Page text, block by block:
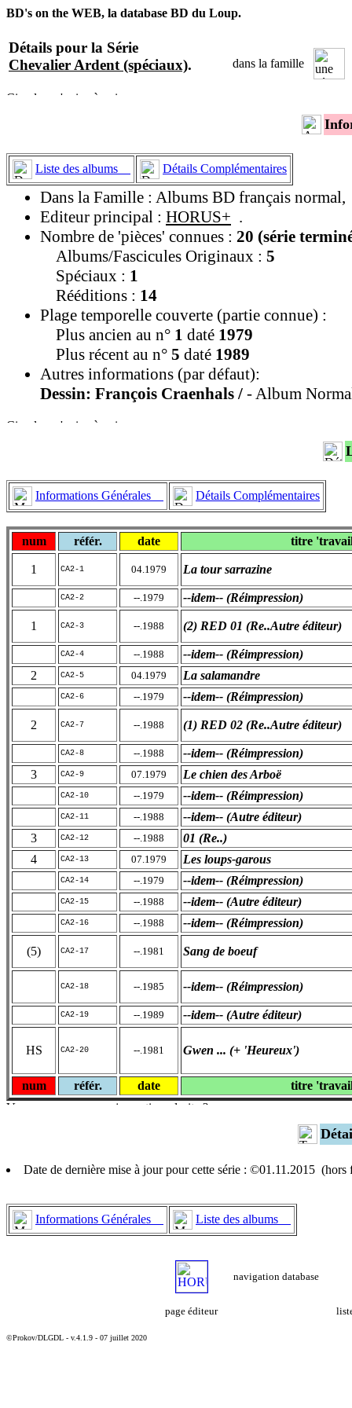
BD's on the WEB, la database BD du Loup.
Détails pour la Série
Chevalier Ardent (spéciaux). dans la famille
Liste des albums Détails Complémentaires
Dans la Famille : Albums BD français normal,
Editeur principal : HORUS+ .
Nombre de 'pièces' connues : 20 (série
Albums/Fascicules Originaux : 5
Spéciaux : 1
Rééditions : 14
Plage temporelle couverte (partie connue) :
Plus ancien au n° 1 daté 1979
Plus récent au n° 5 daté 1989
Autres informations (par défaut):
Dessin: François Craenhals / - Album
Informations Générales Détails Complémentaires
num référ. date titre
1 CA2-1 04.1979 La tour sarrazine
CA2-2 --.1979 --idem-- (Réimpression)
1 CA2-3 --.1988 (2) RED 01 (Re..Autre éditeur)
CA2-4 --.1988
--idem-- (Réimpression)
2
CA2-5 04.1979 La salamandre
CA2-6 --.1979 --idem-- (Réimpression)
2 CA2-7 --.1988 (1) RED 02 (Re..Autre éditeur)
CA2-8 --.1988
--idem-- (Réimpression)
3
CA2-9 07.1979 Le chien des Arboë
CA2-10 --.1979 --idem-- (Réimpression)
CA2-11 --.1988
--idem-- (Autre éditeur)
3
CA2-12 --.1988
01 (Re..)
4
CA2-13 07.1979 Les loups-garous
CA2-14 --.1979 --idem-- (Réimpression)
CA2-15 --.1988 --idem-- (Autre éditeur)
CA2-16 --.1988 --idem-- (Réimpression)
(5) CA2-17 --.1981 Sang de boeuf
CA2-18 --.1985 --idem-- (Réimpression)
CA2-19 --.1989 --idem-- (Autre éditeur)
HS CA2-20 --.1981 Gwen ... (+ 'Heureux')
num référ. date titre
Date de dernière mise à jour pour cette série : ©01.11.2015 (hors
Informations Générales Liste des albums
navigation database
page éditeur
©Prokov/DLGDL - v.4.1.9 - 07 juillet 2020